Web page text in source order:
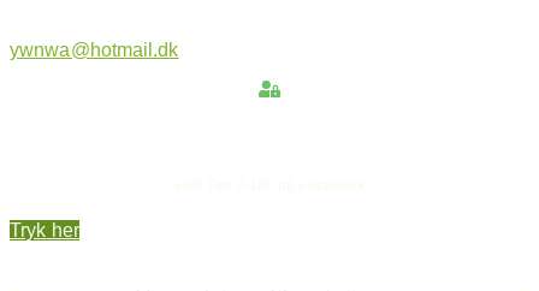
ywnwa@hotmail.dk
Tryk her